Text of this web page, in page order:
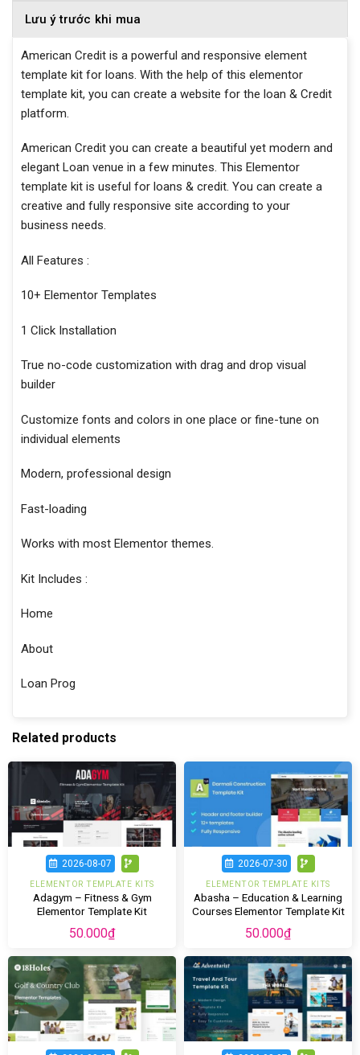
Lưu ý trước khi mua
American Credit is a powerful and responsive element
template kit for loans. With the help of this elementor
template kit, you can create a website for the loan & Credit
platform.
American Credit you can create a beautiful yet modern and
elegant Loan venue in a few minutes. This Elementor
template kit is useful for loans & credit. You can create a
creative and fully responsive site according to your
business needs.
All Features :
10+ Elementor Templates
1 Click Installation
True no-code customization with drag and drop visual
builder
Customize fonts and colors in one place or fine-tune on
individual elements
Modern, professional design
Fast-loading
Works with most Elementor themes.
Kit Includes :
Home
About
Loan Prog
Related products
2026-08-07
ELEMENTOR TEMPLATE KITS
Adagym – Fitness & Gym
Elementor Template Kit
50.000₫
2026-07-30
ELEMENTOR TEMPLATE KITS
Abasha – Education & Learning
Courses Elementor Template Kit
50.000₫